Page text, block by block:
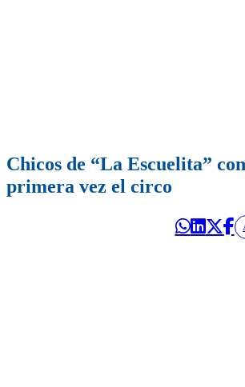
Chicos de “La Escuelita”
primera vez el circo